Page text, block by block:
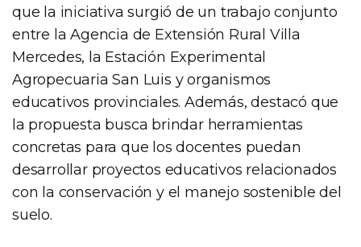
que la iniciativa surgió de un trabajo conjunto
entre la Agencia de Extensión Rural Villa
Mercedes, la Estación Experimental
Agropecuaria San Luis y organismos
educativos provinciales. Además, destacó que
la propuesta busca brindar herramientas
concretas para que los docentes puedan
desarrollar proyectos educativos relacionados
con la conservación y el manejo sostenible del
suelo.